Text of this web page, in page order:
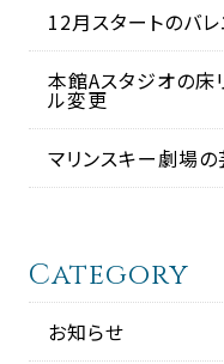
12月スタートのバ
本館Aスタジオの床
ル変更
マリンスキー劇場
Category
お知らせ